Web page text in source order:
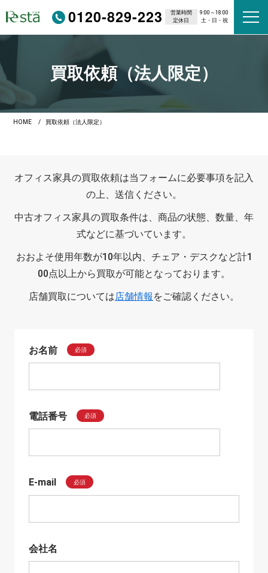
0120-829-223 営業時間
9:00～18:00
定休日
土・日・祝
買取依頼（法人限定）
HOME 買取依頼（法人限定）
オフィス家具の買取依頼は当フォームに必要事項を記入
の上、送信ください。
中古オフィス家具の買取条件は、商品の状態、数量、年
式などに基づいています。
おおよそ使用年数が10年以内、チェア・デスクなど計1
00点以上から買取が可能となっております。
店舗買取については店舗情報 をご確認ください。
お名前 必須
電話番号 必須
E-mail 必須
会社名